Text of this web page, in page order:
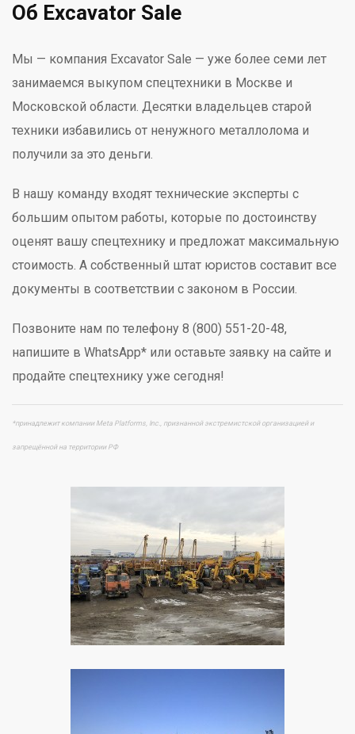
Об Excavator Sale
Мы — компания Excavator Sale — уже более семи лет
занимаемся выкупом спецтехники в Москве и
Московской области. Десятки владельцев старой
техники избавились от ненужного металлолома и
получили за это деньги.
В нашу команду входят технические эксперты с
большим опытом работы, которые по достоинству
оценят вашу спецтехнику и предложат максимальную
стоимость. А собственный штат юристов составит все
документы в соответствии с законом в России.
Позвоните нам по телефону 8 (800) 551-20-48,
напишите в WhatsApp* или оставьте заявку на сайте и
продайте спецтехнику уже сегодня!
*принадлежит компании Meta Platforms, Inc., признанной экстремистской организацией и
запрещённой на территории РФ